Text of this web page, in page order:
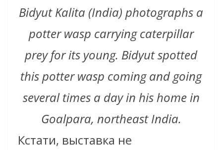
Bidyut Kalita (India) photographs a
potter wasp carrying caterpillar
prey for its young. Bidyut spotted
this potter wasp coming and going
several times a day in his home in
Goalpara, northeast India.
Кстати, выставка не